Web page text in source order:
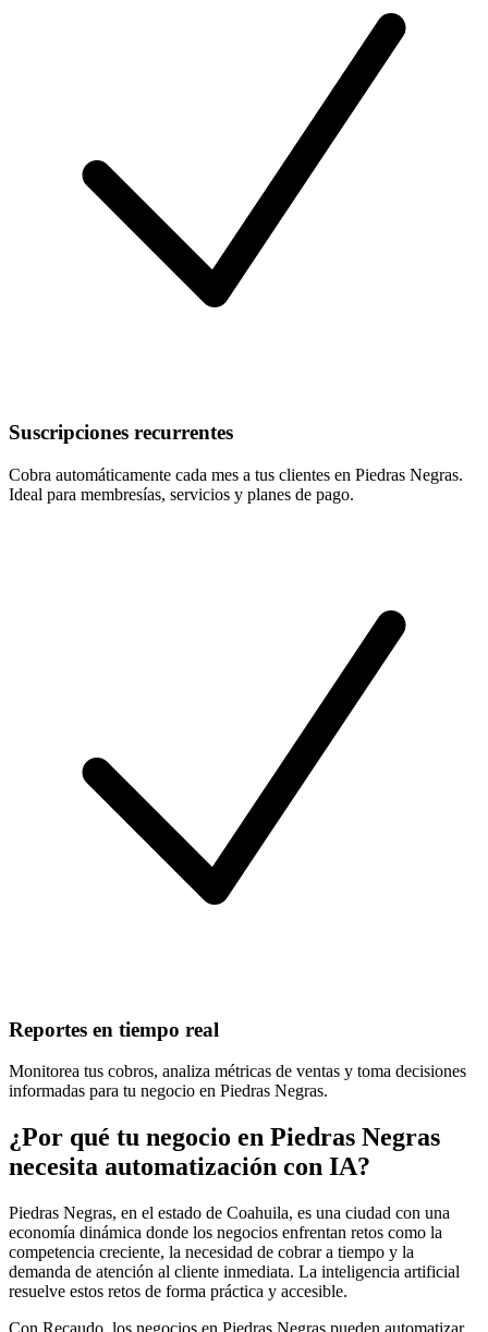
Suscripciones recurrentes
Cobra automáticamente cada mes a tus clientes en Piedras Negras.
Ideal para membresías, servicios y planes de pago.
Reportes en tiempo real
Monitorea tus cobros, analiza métricas de ventas y toma decisiones
informadas para tu negocio en Piedras Negras.
¿Por qué tu negocio en Piedras Negras
necesita automatización con IA?
Piedras Negras, en el estado de Coahuila, es una ciudad con una
economía dinámica donde los negocios enfrentan retos como la
competencia creciente, la necesidad de cobrar a tiempo y la
demanda de atención al cliente inmediata. La inteligencia artificial
resuelve estos retos de forma práctica y accesible.
Con Recaudo, los negocios en Piedras Negras pueden automatizar